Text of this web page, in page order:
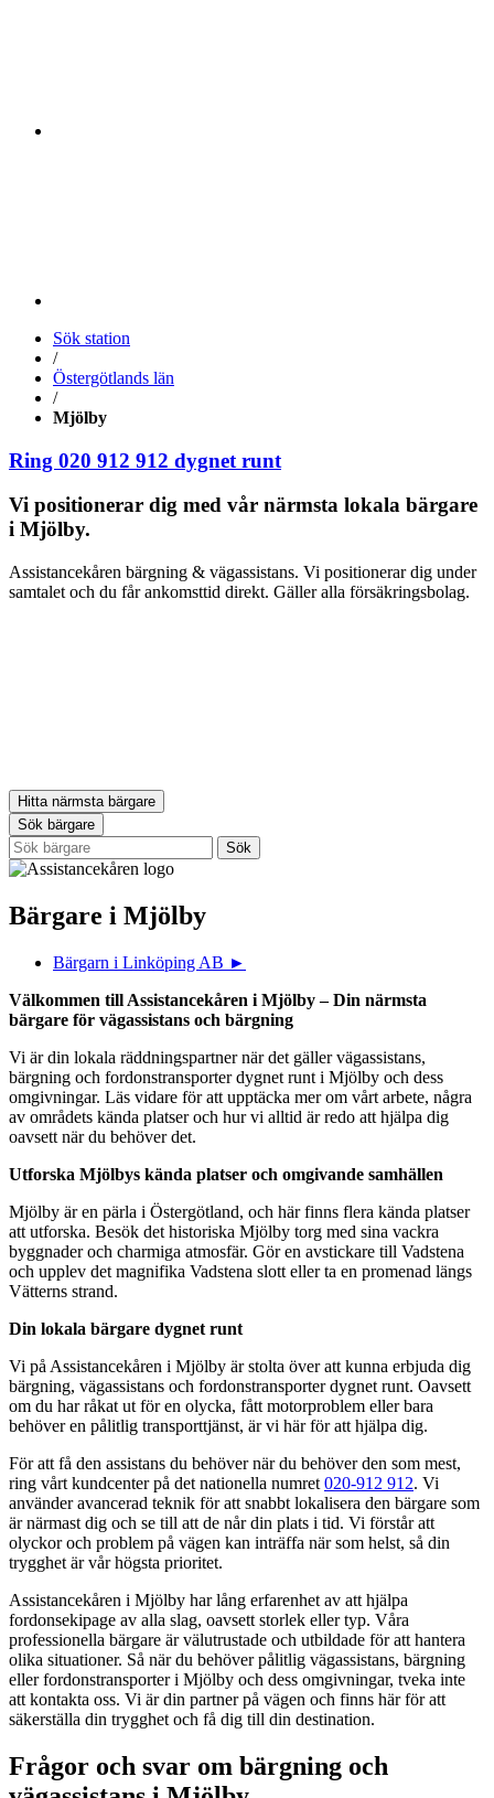
Sök station
/
Östergötlands län
/
Mjölby
Ring 020 912 912 dygnet runt
Vi positionerar dig med vår närmsta lokala bärgare
i Mjölby.
Assistancekåren bärgning & vägassistans. Vi positionerar dig under
samtalet och du får ankomsttid direkt. Gäller alla försäkringsbolag.
Hitta närmsta bärgare
Sök bärgare
Bärgare i Mjölby
Bärgarn i Linköping AB ►
Välkommen till Assistancekåren i Mjölby – Din närmsta
bärgare för vägassistans och bärgning
Vi är din lokala räddningspartner när det gäller vägassistans,
bärgning och fordonstransporter dygnet runt i Mjölby och dess
omgivningar. Läs vidare för att upptäcka mer om vårt arbete, några
av områdets kända platser och hur vi alltid är redo att hjälpa dig
oavsett när du behöver det.
Utforska Mjölbys kända platser och omgivande samhällen
Mjölby är en pärla i Östergötland, och här finns flera kända platser
att utforska. Besök det historiska Mjölby torg med sina vackra
byggnader och charmiga atmosfär. Gör en avstickare till Vadstena
och upplev det magnifika Vadstena slott eller ta en promenad längs
Vätterns strand.
Din lokala bärgare dygnet runt
Vi på Assistancekåren i Mjölby är stolta över att kunna erbjuda dig
bärgning, vägassistans och fordonstransporter dygnet runt. Oavsett
om du har råkat ut för en olycka, fått motorproblem eller bara
behöver en pålitlig transporttjänst, är vi här för att hjälpa dig.
För att få den assistans du behöver när du behöver den som mest,
ring vårt kundcenter på det nationella numret 020-912 912. Vi
använder avancerad teknik för att snabbt lokalisera den bärgare som
är närmast dig och se till att de når din plats i tid. Vi förstår att
olyckor och problem på vägen kan inträffa när som helst, så din
trygghet är vår högsta prioritet.
Assistancekåren i Mjölby har lång erfarenhet av att hjälpa
fordonsekipage av alla slag, oavsett storlek eller typ. Våra
professionella bärgare är välutrustade och utbildade för att hantera
olika situationer. Så när du behöver pålitlig vägassistans, bärgning
eller fordonstransporter i Mjölby och dess omgivningar, tveka inte
att kontakta oss. Vi är din partner på vägen och finns här för att
säkerställa din trygghet och få dig till din destination.
Frågor och svar om bärgning och